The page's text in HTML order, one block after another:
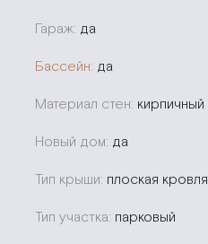
Гараж: да
Бассейн: да
Материал стен: кирпичный
Новый дом: да
Тип крыши: плоская кровля
Тип участка: парковый